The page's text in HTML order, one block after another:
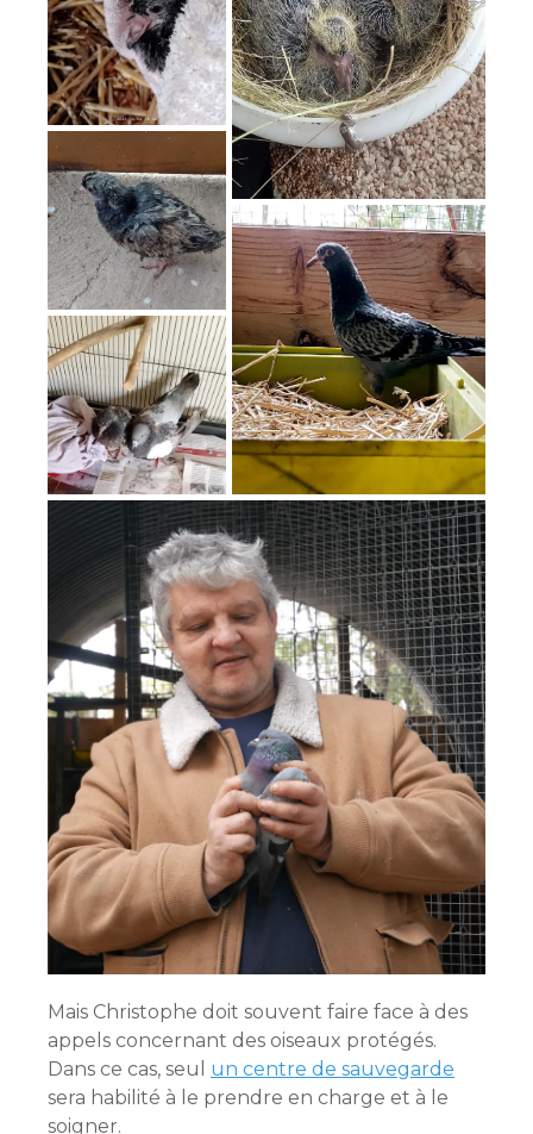
Mais Christophe doit souvent faire face à des
appels concernant des oiseaux protégés.
Dans ce cas, seul un centre de sauvegarde
sera habilité à le prendre en charge et à le
soigner.